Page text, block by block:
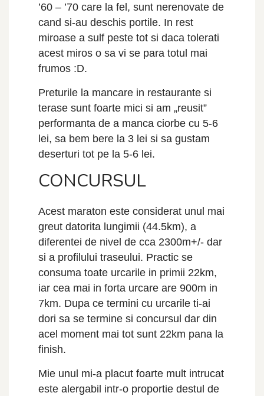
’60 – ’70 care la fel, sunt nerenovate de
cand si-au deschis portile. In rest
miroase a sulf peste tot si daca tolerati
acest miros o sa vi se para totul mai
frumos :D.
Preturile la mancare in restaurante si
terase sunt foarte mici si am „reusit”
performanta de a manca ciorbe cu 5-6
lei, sa bem bere la 3 lei si sa gustam
deserturi tot pe la 5-6 lei.
CONCURSUL
Acest maraton este considerat unul mai
greut datorita lungimii (44.5km), a
diferentei de nivel de cca 2300m+/- dar
si a profilului traseului. Practic se
consuma toate urcarile in primii 22km,
iar cea mai in forta urcare are 900m in
7km. Dupa ce termini cu urcarile ti-ai
dori sa se termine si concursul dar din
acel moment mai tot sunt 22km pana la
finish.
Mie unul mi-a placut foarte mult intrucat
este alergabil intr-o proportie destul de